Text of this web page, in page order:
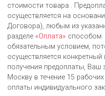
стоимости товара .
осуществляется на
Договора), любым из
разделе «Оплата» способом.
обязательным условием,
осуществляется
получения предоплаты, Ваш
Москву в течение 15
оплаты индивидуального